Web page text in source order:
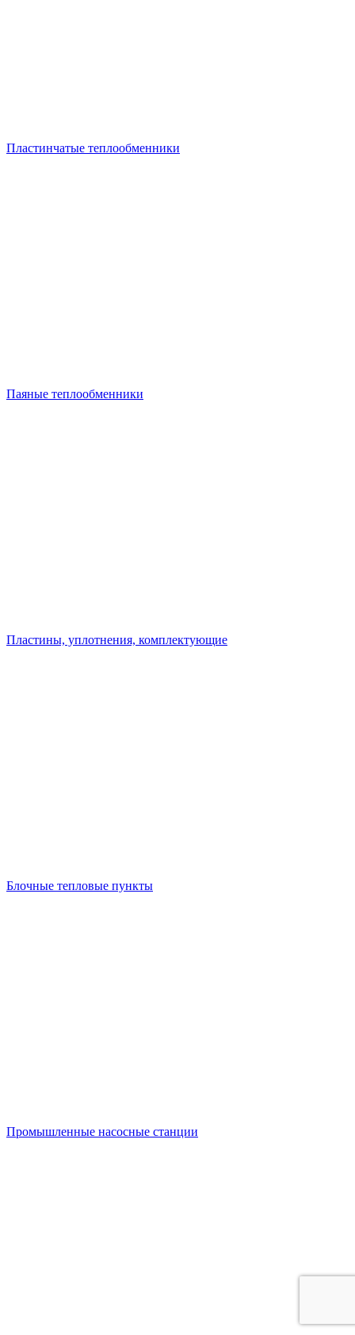
Пластинчатые теплообменники
Паяные теплообменники
Пластины, уплотнения, комплектующие
Блочные тепловые пункты
Промышленные насосные станции